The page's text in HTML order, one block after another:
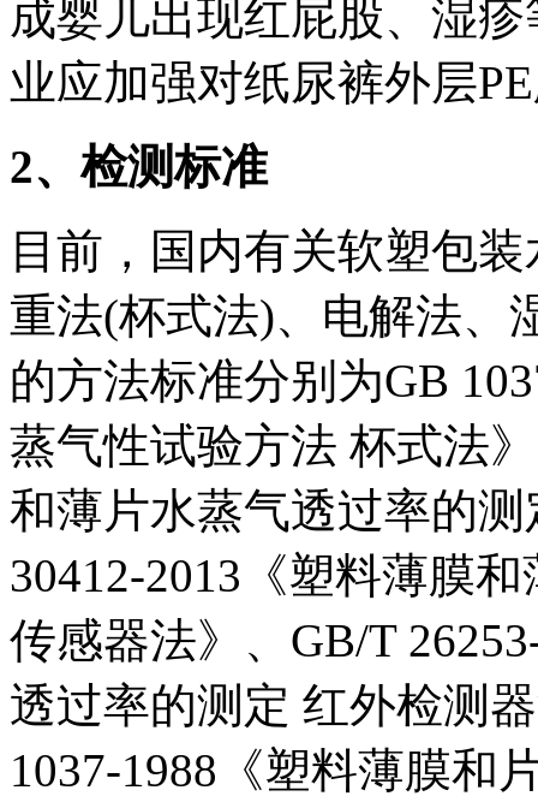
成婴儿出现红屁股、湿
业应加强对纸尿裤外层
2、检测标准
目前，国内有关软塑包
重法(杯式法)、电解法、
的方法标准分别为GB
蒸气性试验方法 杯式法
和薄片水蒸气透过率的
30412-2013《塑料薄膜
传感器法》、GB/T
透过率的测定 红外检测
1037-1988《塑料薄膜和